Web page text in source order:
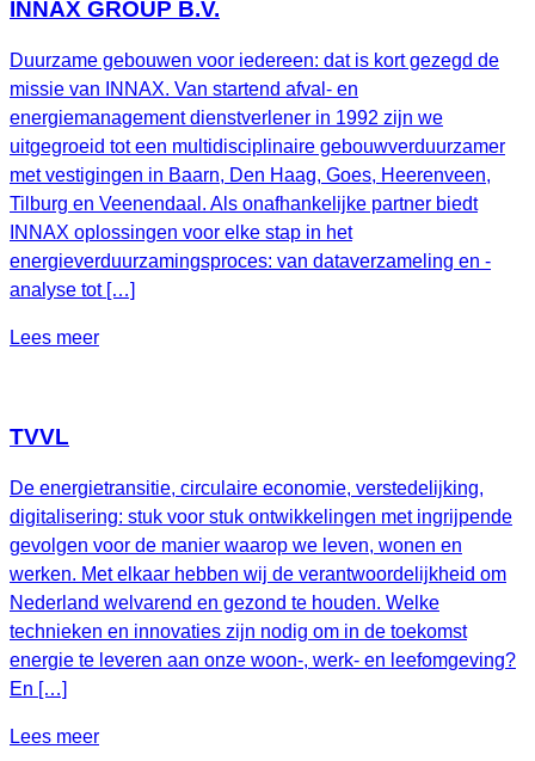
INNAX GROUP B.V.
Duurzame gebouwen voor iedereen: dat is kort gezegd de
missie van INNAX. Van startend afval- en
energiemanagement dienstverlener in 1992 zijn we
uitgegroeid tot een multidisciplinaire gebouwverduurzamer
met vestigingen in Baarn, Den Haag, Goes, Heerenveen,
Tilburg en Veenendaal. Als onafhankelijke partner biedt
INNAX oplossingen voor elke stap in het
energieverduurzamingsproces: van dataverzameling en -
analyse tot […]
Lees meer
TVVL
De energietransitie, circulaire economie, verstedelijking,
digitalisering: stuk voor stuk ontwikkelingen met ingrijpende
gevolgen voor de manier waarop we leven, wonen en
werken. Met elkaar hebben wij de verantwoordelijkheid om
Nederland welvarend en gezond te houden. Welke
technieken en innovaties zijn nodig om in de toekomst
energie te leveren aan onze woon-, werk- en leefomgeving?
En […]
Lees meer